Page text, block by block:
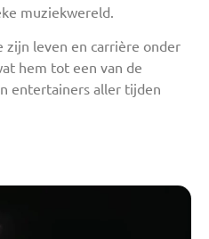
muziekwereld.
zijn leven en carrière onder
hem tot een van de
entertainers aller tijden